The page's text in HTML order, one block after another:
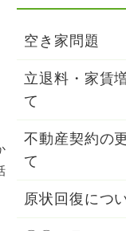
空き家問題
立退料・家賃
て
不動産契約の
て
原状回復につ